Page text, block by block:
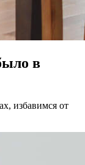
в
избавимся от